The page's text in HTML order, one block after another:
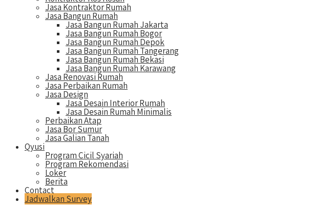
Jasa Kontraktor Rumah
Jasa Bangun Rumah
Jasa Bangun Rumah Jakarta
Jasa Bangun Rumah Bogor
Jasa Bangun Rumah Depok
Jasa Bangun Rumah Tangerang
Jasa Bangun Rumah Bekasi
Jasa Bangun Rumah Karawang
Jasa Renovasi Rumah
Jasa Perbaikan Rumah
Jasa Design
Jasa Desain Interior Rumah
Jasa Desain Rumah Minimalis
Perbaikan Atap
Jasa Bor Sumur
Jasa Galian Tanah
Qyusi
Program Cicil Syariah
Program Rekomendasi
Loker
Berita
Contact
Jadwalkan Survey